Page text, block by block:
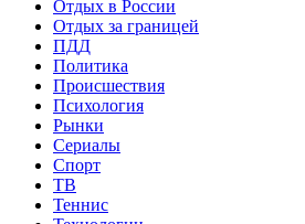
Отдых в России
Отдых за границей
ПДД
Политика
Происшествия
Психология
Рынки
Сериалы
Спорт
ТВ
Теннис